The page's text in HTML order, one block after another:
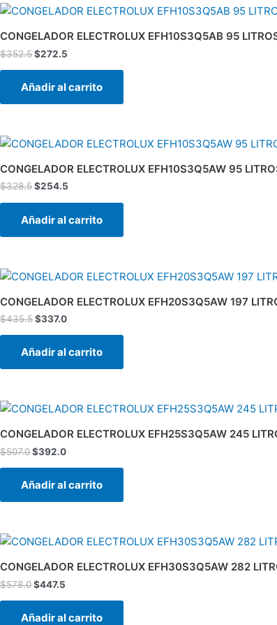
CONGELADOR ELECTROLUX EFH10S3Q5AB 95
$352.5
El
original
era:
$352.5.
$272.5
El
actual
es:
Añadir al carrito
CONGELADOR ELECTROLUX EFH10S3Q5AW 95
$328.5
El
original
era:
$328.5.
$254.5
El
actual
es:
Añadir al carrito
CONGELADOR ELECTROLUX EFH20S3Q5AW 197
$435.5
El
precio
original
era:
$435.5.
$337.0
El
precio
actual
es:
$337.0.
Añadir al carrito
CONGELADOR ELECTROLUX EFH25S3Q5AW 245
$507.0
El
original
era:
$507.0.
$392.0
El
actual
es:
$392.0.
Añadir al carrito
CONGELADOR ELECTROLUX EFH30S3Q5AW 282
$578.0
El
original
era:
$578.0.
$447.5
El
actual
es:
Añadir al carrito